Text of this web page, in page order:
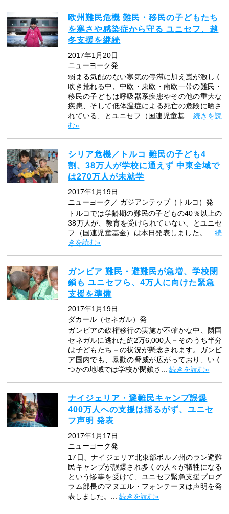
欧州難民危機 難民・移民の子どもたち
を寒さや感染症から守る ユニセフ、越
冬支援を継続
2017年1月20日
ニューヨーク発
弱まる気配のない寒気の停滞に加え嵐が激しく
吹き荒れる中、中欧・東欧・南欧一帯の難民・
移民の子どもは呼吸器系疾患やその他の重大な
疾患、そして低体温症による死亡の危険に晒さ
れている、とユニセフ（国連児童基... 続きを読
む»
シリア危機／トルコ 難民の子ども4
割、38万人が学校に通えず 中東全域で
は270万人が未就学
2017年1月19日
ニューヨーク／ ガジアンテップ（トルコ）発
トルコでは学齢期の難民の子どもの40％以上の
38万人が、教育を受けられていない、とユニセ
フ（国連児童基金）は本日発表しました。...続
きを読む»
ガンビア 難民・避難民が急増、学校閉
鎖も ユニセフら、4万人に向けた緊急
支援を準備
2017年1月19日
ダカール（セネガル）発
ガンビアの政権移行の実施が不確かな中、隣国
セネガルに逃れた約2万6,000人－そのうち半分
は子どもたち－の状況が懸念されます。ガンビ
ア国内でも、暴動の脅威が広がっており、いく
つかの地域では学校が閉鎖さ...続きを読む»
ナイジェリア・避難民キャンプ誤爆
400万人への支援は揺るがず、ユニセ
フ声明 発表
2017年1月17日
ニューヨーク発
17日、ナイジェリア北東部ボルノ州のラン避難
民キャンプが誤爆され多くの人々が犠牲になる
という惨事を受けて、ユニセフ緊急支援プログ
ラム部長のマヌエル・フォンテーヌは声明を発
表しました。...続きを読む»